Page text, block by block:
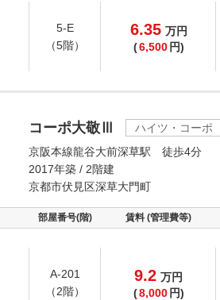
5-E
（5階）
6.35 万円
(6,500 円)
コーポ大敬Ⅲ
ハイツ・コーポ
京阪本線龍谷大前深草駅 徒歩4分
2017年築 / 2階建
京都市伏見区深草大門町
部屋番号(階) 賃料 (管理費等)
A-201
（2階）
9.2 万円
(8,000 円)